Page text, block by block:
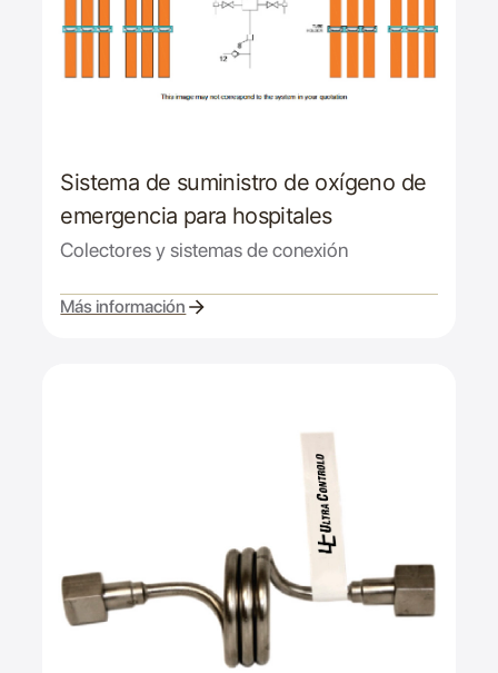
Sistema de suministro de oxígeno de
emergencia para hospitales
Colectores y sistemas de conexión
Más información